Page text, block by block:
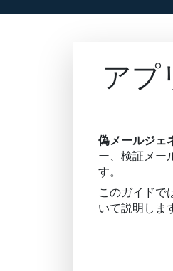
アプ
偽メールジェ
ー、検証メー
す。
このガイドで
いて説明しま